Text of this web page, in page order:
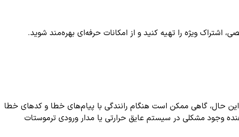
ویژه را تهیه کنید و از امکانات حرفه‌ای بهره‌مند شوید.
این حال، گاهی ممکن است هنگام رانندگی با پیام‌های خطا و کدهای خطا
وجود مشکلی در سیستم عایق حرارتی یا مدار ورودی ترموستات